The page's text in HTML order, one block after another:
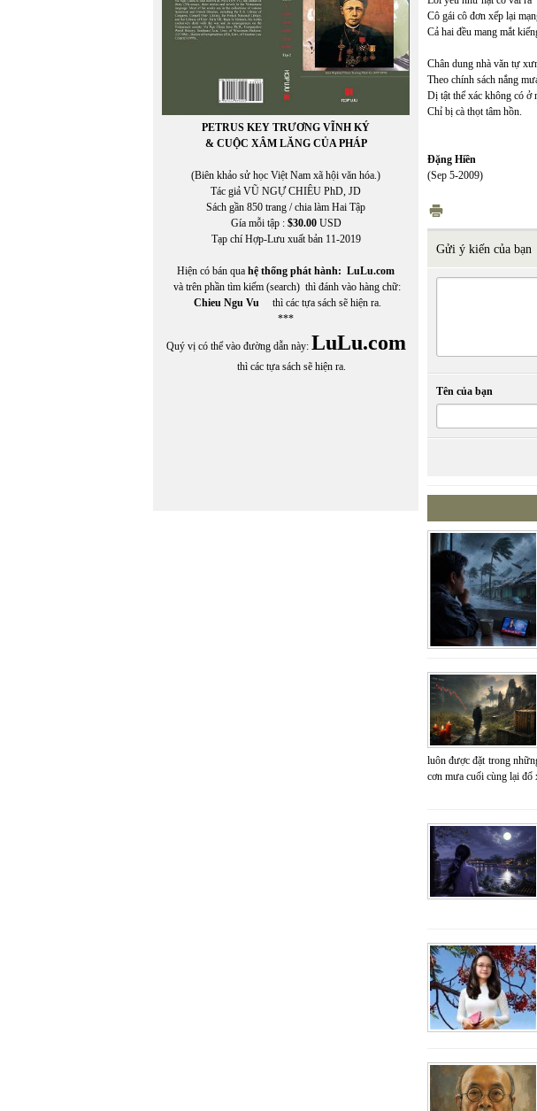
Kuroda Momoko
Kurt Vonnegut, Jr.
PETRUS KEY TRƯƠNG VĨNH KÝ
& CUỘC XÂM LĂNG CỦA PHÁP
(Biên khảo sử học Việt Nam xã hội văn hóa.)
Tác giả VŨ NGỰ CHIÊU PhD, JD
Sách gần 850 trang / chia làm Hai Tập
Gía mỗi tập : $30.00USD
Tạp chí Hợp-Lưu xuất bản 11-2019
Hiện có bán qua hệ thống phát hành: LuLu.com
và trên phần tìm kiếm (search) thì đánh vào hàng chữ:
Chieu Ngu Vu thì các tựa sách sẽ hiện ra.
***
Quý vị có thể vào đường dẫn này: LuLu.com
thì các tựa sách sẽ hiện ra.
Cô gái cô đơn xếp lại
Cả hai đều mang mắt
Chân dung nhà văn tự
Theo chính sách nắng
Dị tật thể xác không có ở
Chỉ bị cà thọt tâm hồn.
Đặng Hiền
(Sep 5-2009)
Gửi ý kiến của bạn
Tên của bạn
luôn được đặt trong
cơn mưa cuối cùng lại